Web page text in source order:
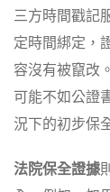
三方時間戳記
定時間綁定，
容沒有被竄改
可能不如公證
況下的初步保
法院保全證據